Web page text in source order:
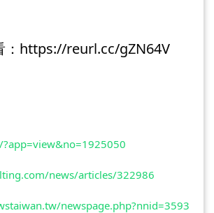
https://reurl.cc/gZN64V
news/articles/322986
newspage.php?nnid=3593